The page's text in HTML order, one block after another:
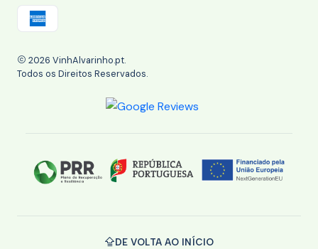
2026 VinhAlvarinho.pt.
Todos os Direitos Reservados.
DE VOLTA AO INÍCIO